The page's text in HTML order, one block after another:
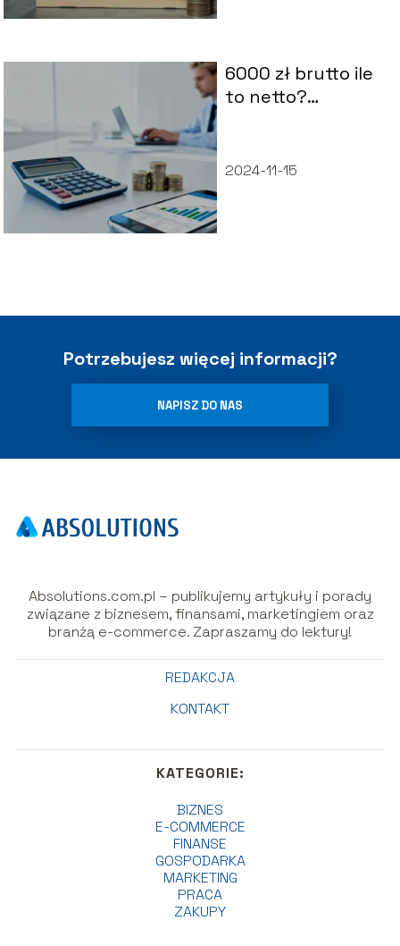
6000 zł brutto ile
to netto?
2024-11-15
Potrzebujesz więcej informacji?
NAPISZ DO NAS
Absolutions.com.pl – publikujemy artykuły i porady
związane z biznesem, finansami, marketingiem oraz
branżą e-commerce. Zapraszamy do lektury!
REDAKCJA
KONTAKT
KATEGORIE:
BIZNES
E-COMMERCE
FINANSE
GOSPODARKA
MARKETING
PRACA
ZAKUPY